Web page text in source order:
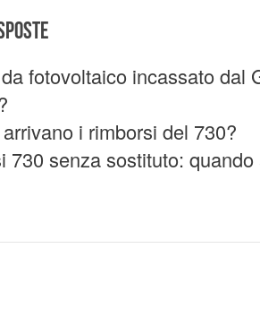
fotovoltaico incassato dal
i rimborsi del 730?
730 senza sostituto: